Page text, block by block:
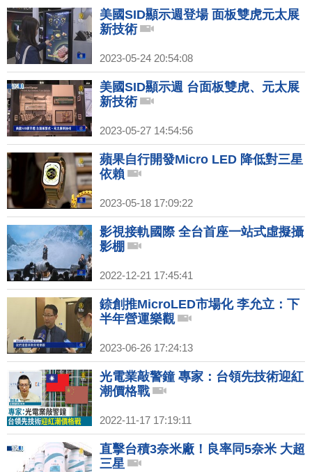
美國SID顯示週登場 面板雙虎元太展
新技術
2023-05-24 20:54:08
美國SID顯示週 台面板雙虎、元太展
新技術
2023-05-27 14:54:56
蘋果自行開發Micro LED 降低對三星
依賴
2023-05-18 17:09:22
影視接軌國際 全台首座一站式虛擬攝
影棚
2022-12-21 17:45:41
錼創推MicroLED市場化 李允立：下
半年營運樂觀
2023-06-26 17:24:13
光電業敲警鐘 專家：台領先技術迎紅
潮價格戰
2022-11-17 17:19:11
直擊台積3奈米廠！良率同5奈米 大超
三星